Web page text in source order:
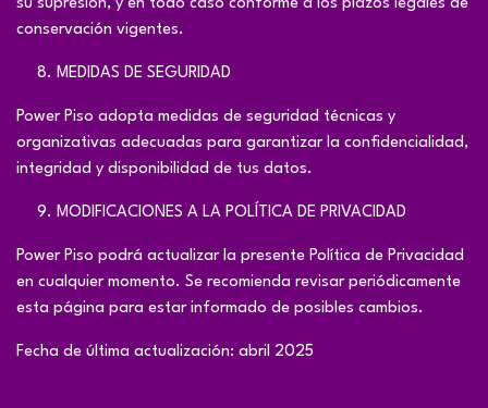
su supresión, y en todo caso conforme a los plazos legales de
conservación vigentes.
​8. MEDIDAS DE SEGURIDAD
Power Piso adopta medidas de seguridad técnicas y
organizativas adecuadas para garantizar la confidencialidad,
integridad y disponibilidad de tus datos.
​9. MODIFICACIONES A LA POLÍTICA DE PRIVACIDAD
Power Piso podrá actualizar la presente Política de Privacidad
en cualquier momento. Se recomienda revisar periódicamente
esta página para estar informado de posibles cambios.
Fecha de última actualización: abril 2025